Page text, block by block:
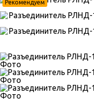
Рекомендуем